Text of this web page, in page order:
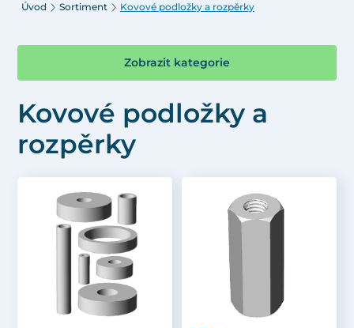
Úvod Sortiment Kovové podložky a rozpěrky
Zobrazit kategorie
Kovové podložky a
rozpěrky